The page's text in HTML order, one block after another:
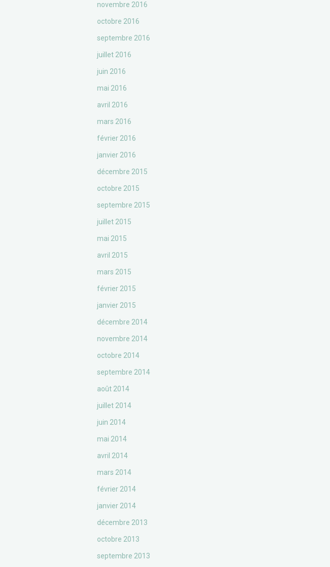
novembre 2016
octobre 2016
septembre 2016
juillet 2016
juin 2016
mai 2016
avril 2016
mars 2016
février 2016
janvier 2016
décembre 2015
octobre 2015
septembre 2015
juillet 2015
mai 2015
avril 2015
mars 2015
février 2015
janvier 2015
décembre 2014
novembre 2014
octobre 2014
septembre 2014
août 2014
juillet 2014
juin 2014
mai 2014
avril 2014
mars 2014
février 2014
janvier 2014
décembre 2013
octobre 2013
septembre 2013